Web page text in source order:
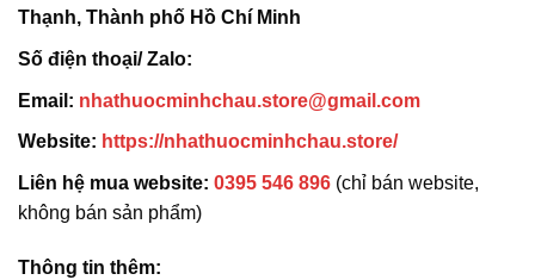
Thạnh, Thành phố Hồ Chí Minh
Số điện thoại/ Zalo:
Email: nhathuocminhchau.store@gmail.com
Website: https://nhathuocminhchau.store/
Liên hệ mua website: 0395 546 896 (chỉ bán website,
không bán sản phẩm)
Thông tin thêm: